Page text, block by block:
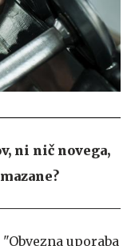
ni nič novega,
uporaba